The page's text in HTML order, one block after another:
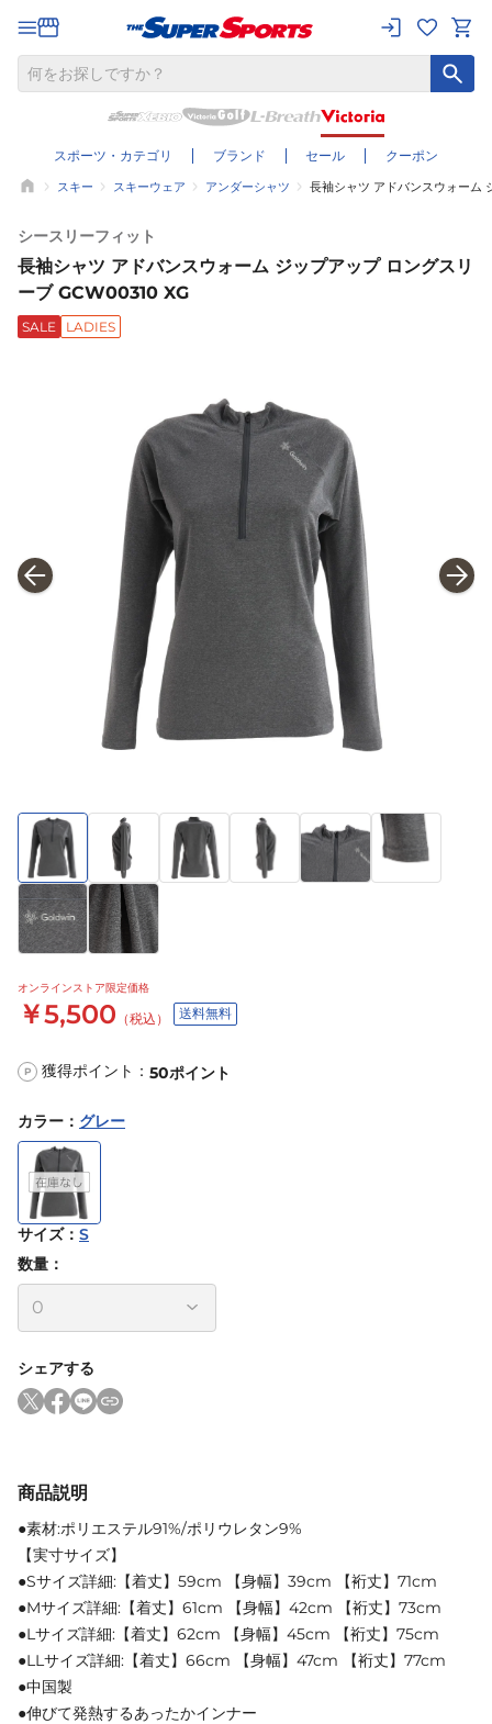
スポーツ・カテゴリ ブランド セール クーポン
スキー スキーウェア アンダーシャツ 長袖シャツ アドバンスウォーム
シースリーフィット
長袖シャツ アドバンスウォーム ジップアップ ロングスリ
ーブ GCW00310 XG
SALE LADIES
オンラインストア限定価格
￥5,500 （税込） 送料無料
P 獲得ポイント： 50ポイント
カラー ： グレー
サイズ： S
数量：
シェアする
商品説明
●素材:ポリエステル91%/ポリウレタン9%
【実寸サイズ】
●Sサイズ詳細:【着丈】59cm 【身幅】39cm 【裄丈】71cm
●Mサイズ詳細:【着丈】61cm 【身幅】42cm 【裄丈】73cm
●Lサイズ詳細:【着丈】62cm 【身幅】45cm 【裄丈】75cm
●LLサイズ詳細:【着丈】66cm 【身幅】47cm 【裄丈】77cm
●中国製
●伸びて発熱するあったかインナー